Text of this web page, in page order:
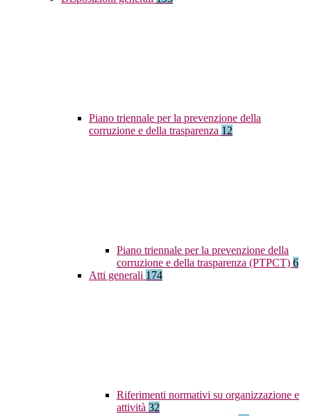
Piano triennale per la prevenzione della
corruzione e della trasparenza 12
Piano triennale per la prevenzione della
corruzione e della trasparenza (PTPCT) 6
Atti generali 174
Riferimenti normativi su organizzazione e
attività 32